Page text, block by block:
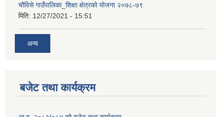
चौविसे गाउँपालिका_शिक्षा क्षेत्रको योजना २०७८-७९
मिति: 12/27/2021 - 15:51
अन्य
बजेट तथा कार्यक्रम